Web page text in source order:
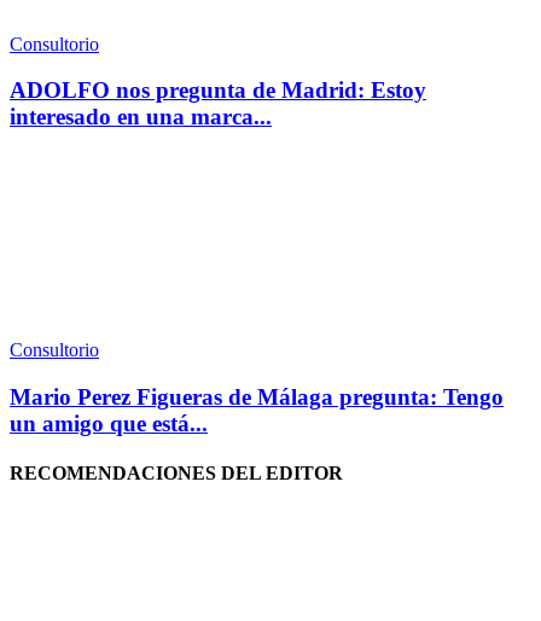
Consultorio
ADOLFO nos pregunta de Madrid: Estoy
interesado en una marca...
Consultorio
Mario Perez Figueras de Málaga pregunta: Tengo
un amigo que está...
RECOMENDACIONES DEL EDITOR